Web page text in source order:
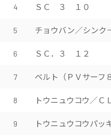
4 ＳＣ ３ １０
5 チョウバン／シンク
6 ＳＣ．３ １２
7 ベルト（ＰＶサーフ
8 トウニュウコウ／Ｃ
9 トウニュウコウパッ